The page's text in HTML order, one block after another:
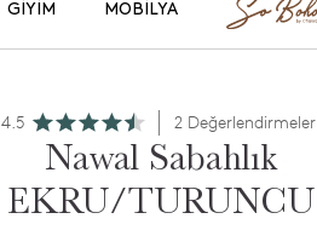
GIYIM MOBILYA
4.5 2 Değerlendirmeler
Nawal Sabahlık
EKRU/TURUNCU